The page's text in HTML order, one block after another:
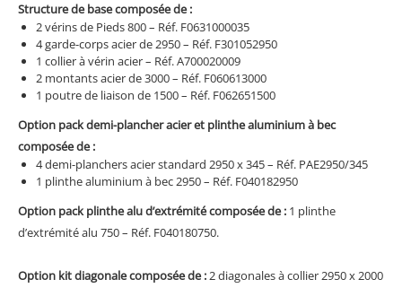
Structure de base composée de :
2 vérins de Pieds 800 – Réf. F0631000035
4 garde-corps acier de 2950 – Réf. F301052950
1 collier à vérin acier – Réf. A700020009
2 montants acier de 3000 – Réf. F060613000
1 poutre de liaison de 1500 – Réf. F062651500
Option pack demi-plancher acier et plinthe aluminium à bec
composée de :
4 demi-planchers acier standard 2950 x 345 – Réf. PAE2950/345
1 plinthe aluminium à bec 2950 – Réf. F040182950
Option pack plinthe alu d’extrémité composée de : 1 plinthe
d’extrémité alu 750 – Réf. F040180750.
Option kit diagonale composée de :2 diagonales à collier 2950 x 2000